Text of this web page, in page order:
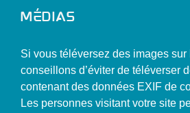
Médias
Si vous téléversez des images
conseillons d’éviter de téléverser
contenant des données EXIF de
Les personnes visitant votre site